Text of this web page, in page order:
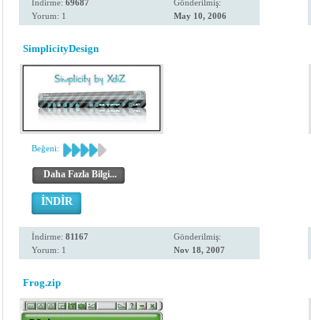
İndirme: 69687
Yorum: 1
Gönderilmiş:
May 10, 2006
SimplicityDesign
Beğeni:
Daha Fazla Bilgi...
İNDİR
İndirme: 81167
Yorum: 1
Gönderilmiş:
Nov 18, 2007
Frog.zip